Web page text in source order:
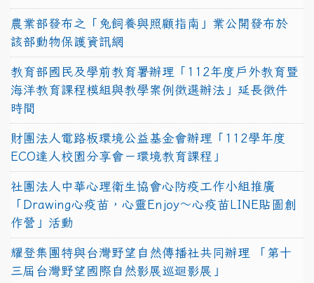
農業部發布之「兔飼養與照顧指南」業公開發布於
該部動物保護資訊網
教育部國民及學前教育署辦理「112年度戶外教育暨
海洋教育課程模組與教學案例徵選辦法」延長徵件
時間
財團法人電路板環境公益基金會辦理「112學年度
ECO達人校園分享會－環境教育課程」
社團法人中華心理衛生協會心防疫工作小組推廣
「Drawing心疫苗，心靈Enjoy〜心疫苗LINE貼圖創
作營」活動
耀登集團特與台灣野望自然傳播社共同辦理 「第十
三屆台灣野望國際自然影展巡迴影展」